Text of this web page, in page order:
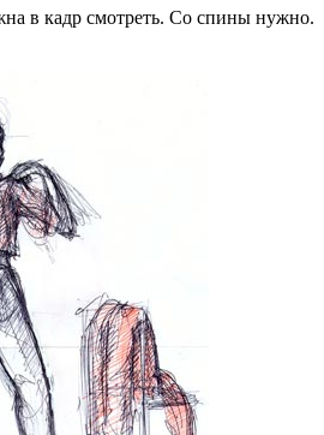
в кадр смотреть. Со спины нужно.